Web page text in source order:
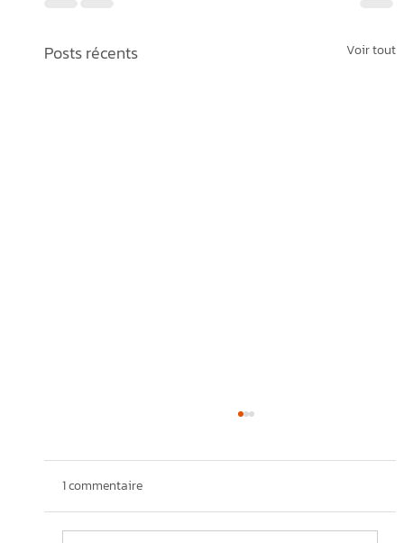
Posts récents Voir tout
1 commentaire